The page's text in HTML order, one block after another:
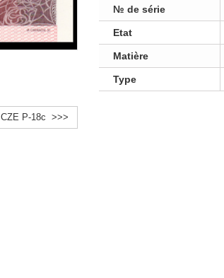
CZE P-18c >>>
№ de série
Etat
Matière
Type